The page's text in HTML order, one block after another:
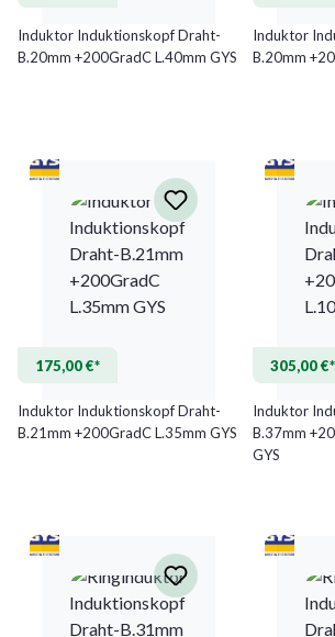
Induktor Induktionskopf Draht-
B.20mm +200GradC L.40mm GYS
Induktor
B.20mm
175,00 €*
Induktor Induktionskopf Draht-
B.21mm +200GradC L.35mm GYS
305,00 €*
Induktor
B.37mm
GYS